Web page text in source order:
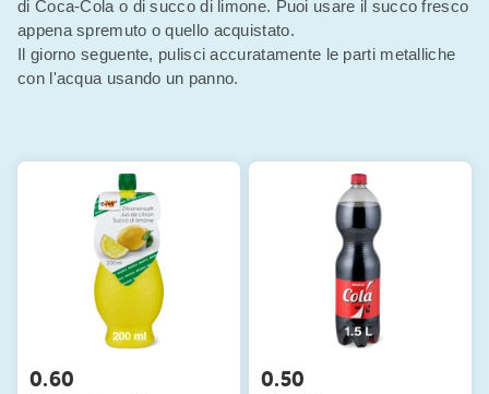
di Coca-Cola o di succo di limone. Puoi usare il succo fresco
appena spremuto o quello acquistato.
Il giorno seguente, pulisci accuratamente le parti metalliche
con l'acqua usando un panno.
0.60 0.50